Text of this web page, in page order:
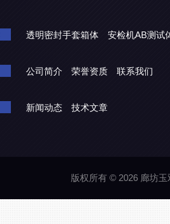
透明密封手套箱体 安检机AB测试
公司简介 荣誉资质 联系我们
新闻动态 技术文章
版权所有 © 2026 廊坊